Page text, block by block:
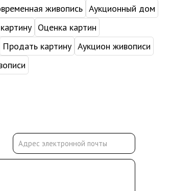
живопись Аукционный дом
Оценка картин
Продать картину Аукцион живописи